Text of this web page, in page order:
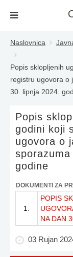
Naslovnica
Popis sklopljenih
registru ugovora o
30. lipnja 2024.
Popis
godini koji
ugovora o
godine
DOKUMENTI ZA
1.
POPIS
NA DAN
03 Rujan